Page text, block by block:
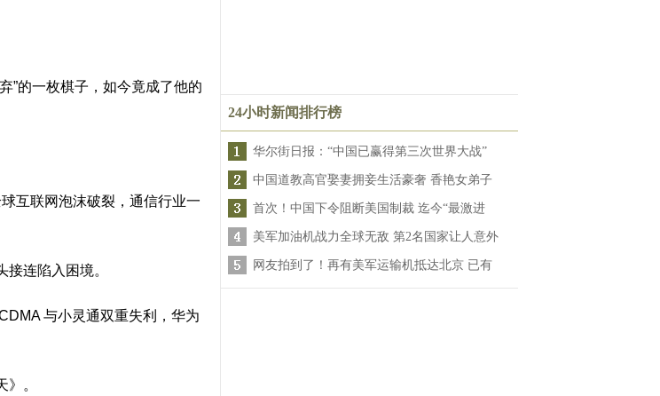
”的一枚棋子，如今竟成了他的
互联网泡沫破裂，通信行业一
接连陷入困境。
与小灵通双重失利，华为
。
24小时新闻排行榜
华尔街日报：“中国已赢得第三次世界大战”
中国道教高官娶妻拥妾生活豪奢 香艳女弟子
首次！中国下令阻断美国制裁 迄今“最激进
美军加油机战力全球无敌 第2名国家让人意外
网友拍到了！再有美军运输机抵达北京 已有